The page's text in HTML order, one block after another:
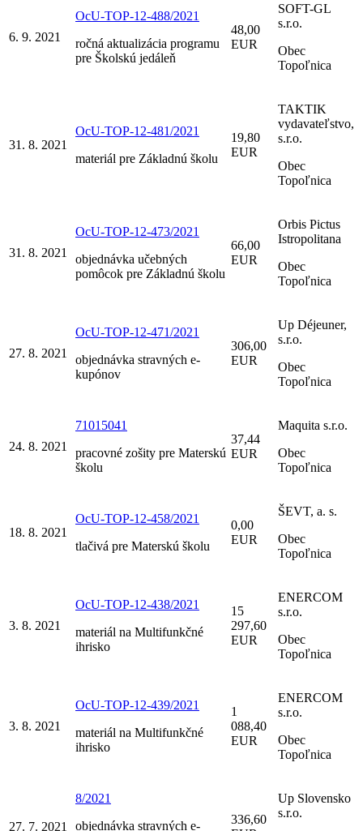
6. 9. 2021
OcU-TOP-12-488/2021
ročná aktualizácia programu
pre Školskú jedáleň
48,00
EUR
SOFT-GL
s.r.o.
Obec
Topoľnica
31. 8. 2021
OcU-TOP-12-481/2021
materiál pre Základnú školu
19,80
EUR
TAKTIK
vydavateľstvo,
s.r.o.
Obec
Topoľnica
31. 8. 2021
OcU-TOP-12-473/2021
objednávka učebných
pomôcok pre Základnú školu
66,00
EUR
Orbis Pictus
Istropolitana
Obec
Topoľnica
27. 8. 2021
OcU-TOP-12-471/2021
objednávka stravných e-
kupónov
306,00
EUR
Up Déjeuner,
s.r.o.
Obec
Topoľnica
24. 8. 2021
71015041
pracovné zošity pre Materskú
školu
37,44
EUR
Maquita s.r.o.
Obec
Topoľnica
18. 8. 2021
OcU-TOP-12-458/2021
tlačivá pre Materskú školu
0,00
EUR
ŠEVT, a. s.
Obec
Topoľnica
3. 8. 2021
OcU-TOP-12-438/2021
materiál na Multifunkčné
ihrisko
15
297,60
EUR
ENERCOM
s.r.o.
Obec
Topoľnica
3. 8. 2021
OcU-TOP-12-439/2021
materiál na Multifunkčné
ihrisko
1
088,40
EUR
ENERCOM
s.r.o.
Obec
Topoľnica
27. 7. 2021
8/2021
objednávka stravných e-
336,60
Up Slovensko
s.r.o.